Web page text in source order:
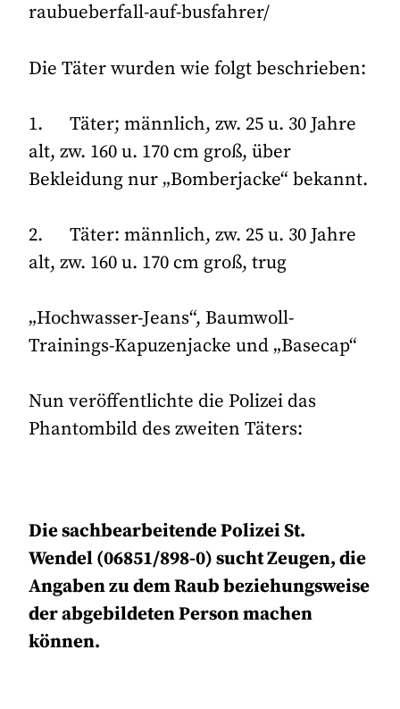
raubueberfall-auf-busfahrer/
Die Täter wurden wie folgt beschrieben:
1. Täter; männlich, zw. 25 u. 30 Jahre
alt, zw. 160 u. 170 cm groß, über
Bekleidung nur „Bomberjacke“ bekannt.
2. Täter: männlich, zw. 25 u. 30 Jahre
alt, zw. 160 u. 170 cm groß, trug
„Hochwasser-Jeans“, Baumwoll-
Trainings-Kapuzenjacke und „Basecap“
Nun veröffentlichte die Polizei das
Phantombild des zweiten Täters:
Die sachbearbeitende Polizei St.
Wendel (06851/898-0) sucht Zeugen, die
Angaben zu dem Raub beziehungsweise
der abgebildeten Person machen
können.